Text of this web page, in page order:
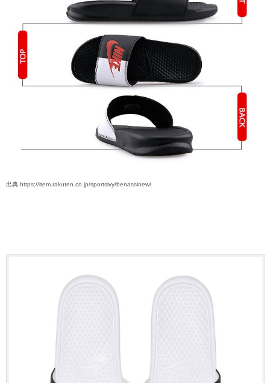
出典 https://item.rakuten.co.jp/sportsivy/benassinew/